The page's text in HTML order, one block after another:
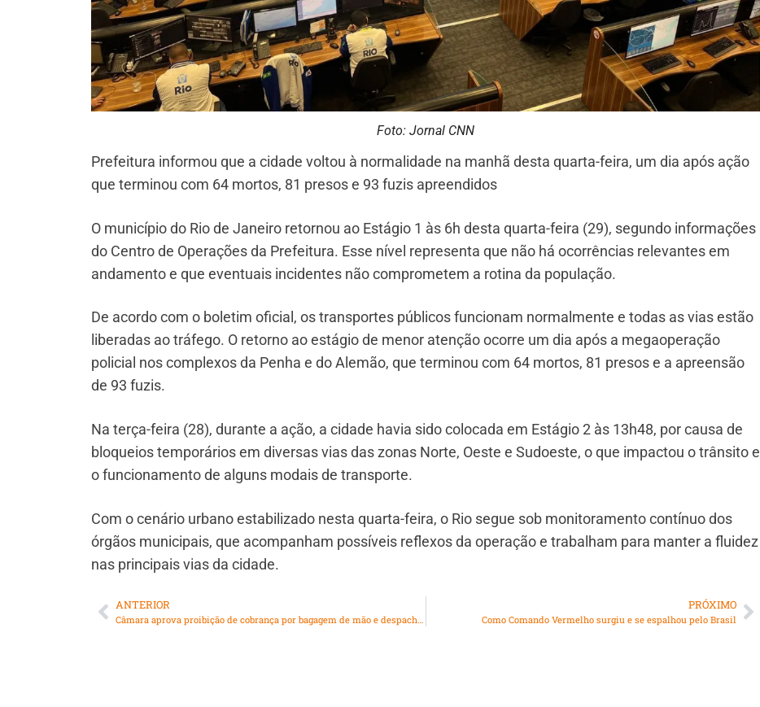
Foto: Jornal CNN
Prefeitura informou que a cidade voltou à normalidade na manhã desta quarta-feira, um dia após ação
que terminou com 64 mortos, 81 presos e 93 fuzis apreendidos
O município do Rio de Janeiro retornou ao Estágio 1 às 6h desta quarta-feira (29), segundo informações
do Centro de Operações da Prefeitura. Esse nível representa que não há ocorrências relevantes em
andamento e que eventuais incidentes não comprometem a rotina da população.
De acordo com o boletim oficial, os transportes públicos funcionam normalmente e todas as vias estão
liberadas ao tráfego. O retorno ao estágio de menor atenção ocorre um dia após a megaoperação
policial nos complexos da Penha e do Alemão, que terminou com 64 mortos, 81 presos e a apreensão
de 93 fuzis.
Na terça-feira (28), durante a ação, a cidade havia sido colocada em Estágio 2 às 13h48, por causa de
bloqueios temporários em diversas vias das zonas Norte, Oeste e Sudoeste, o que impactou o trânsito e
o funcionamento de alguns modais de transporte.
Com o cenário urbano estabilizado nesta quarta-feira, o Rio segue sob monitoramento contínuo dos
órgãos municipais, que acompanham possíveis reflexos da operação e trabalham para manter a fluidez
nas principais vias da cidade.
ANTERIOR
Câmara aprova proibição de cobrança por bagagem de mão e despachada em voos
PRÓXIMO
Como Comando Vermelho surgiu e se espalhou pelo Brasil